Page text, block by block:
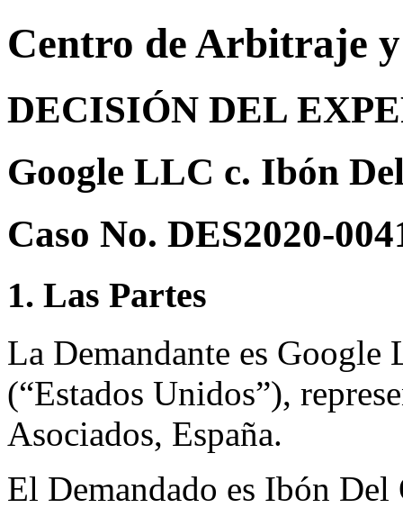
Centro de Arbitraje
DECISIÓN DEL
Google LLC c. Ibón
Caso No. DES2020-
1. Las Partes
La Demandante es
(“Estados Unidos”),
Asociados, España.
El Demandado es Ibón Del